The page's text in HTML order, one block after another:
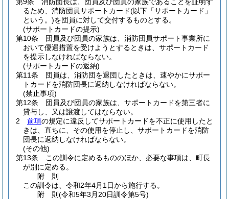
るため、消防団員サポートカード(以下「サポートカード」
という。)を団員に対して交付するものとする。
(サポートカードの提示)
第10条
団員及び団員の家族は、消防団員サポート事業所に
おいて優遇措置を受けようとするときは、サポートカード
を提示しなければならない。
(サポートカードの返納)
第11条
団員は、消防団を退団したときは、速やかにサポー
トカードを消防団長に返納しなければならない。
(禁止事項)
第12条
団員及び団員の家族は、サポートカードを第三者に
貸与し、又は譲渡してはならない。
2
前項の規定に違反してサポートカードを不正に使用したと
きは、直ちに、その使用を停止し、サポートカードを消防
団長に返納しなければならない。
(その他)
第13条
この訓令に定めるもののほか、必要な事項は、町長
が別に定める。
附 則
この訓令は、令和2年4月1日から施行する。
附 則(令和5年3月20日訓令第5号)